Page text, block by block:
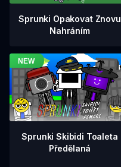
Sprunki Opakovat Znovu
Nahráním
Sprunki Skibidi Toaleta
Předělaná